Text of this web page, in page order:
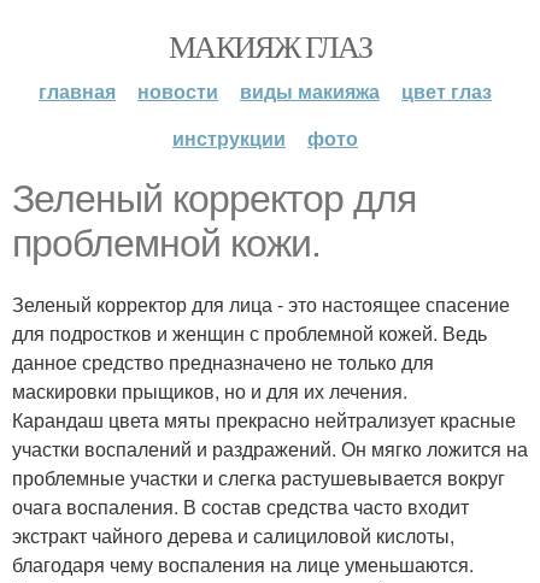
МАКИЯЖ ГЛАЗ
главная новости виды макияжа
цвет глаз
инструкции
фото
Зеленый корректор для
проблемной кожи.
Зеленый корректор для лица - это настоящее спасение
для подростков и женщин с проблемной кожей. Ведь
данное средство предназначено не только для
маскировки прыщиков, но и для их лечения.
Карандаш цвета мяты прекрасно нейтрализует красные
участки воспалений и раздражений. Он мягко ложится на
проблемные участки и слегка растушевывается вокруг
очага воспаления. В состав средства часто входит
экстракт чайного дерева и салициловой кислоты,
благодаря чему воспаления на лице уменьшаются.